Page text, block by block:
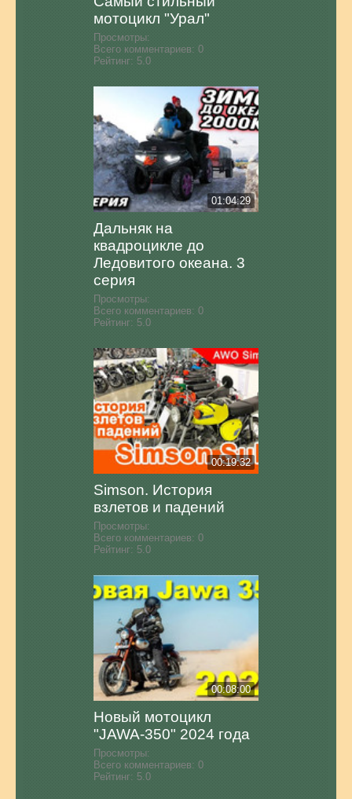
мотоцикл "Урал"
Просмотры:
Всего комментариев: 0
Рейтинг: 5.0
01:04:29
Дальняк на
квадроцикле до
Ледовитого океана. 3
серия
Просмотры:
Всего комментариев: 0
Рейтинг: 5.0
00:19:32
Simson. История
взлетов и падений
Просмотры:
Всего комментариев: 0
Рейтинг: 5.0
00:08:00
Новый мотоцикл
"JAWA-350" 2024 года
Просмотры:
Всего комментариев: 0
Рейтинг: 5.0